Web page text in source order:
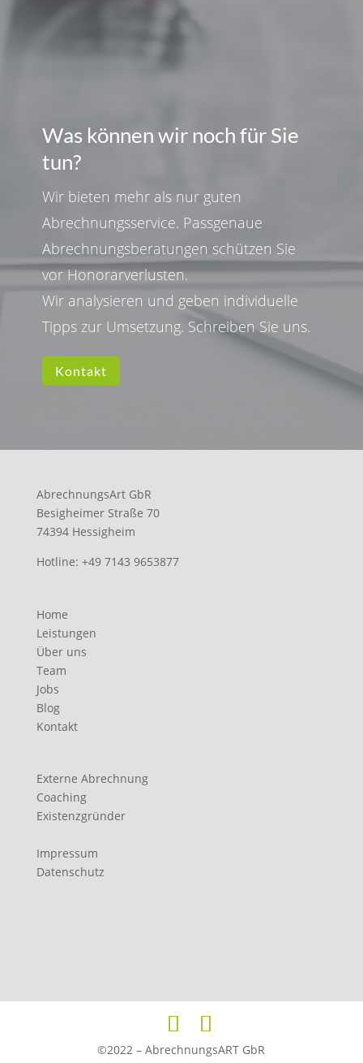
Was können wir noch für Sie
tun?
Wir bieten mehr als nur guten
Abrechnungsservice. Passgenaue
Abrechnungsberatungen schützen Sie
vor Honorarverlusten.
Wir analysieren und geben individuelle
Tipps zur Umsetzung. Schreiben Sie uns.
Kontakt
AbrechnungsArt GbR
Besigheimer Straße 70
74394 Hessigheim
Hotline: +49 7143 9653877
Home
Leistungen
Über uns
Team
Jobs
Blog
Kontakt
Externe Abrechnung
Coaching
Existenzgründer
Impressum
Datenschutz
©2022 – AbrechnungsART GbR